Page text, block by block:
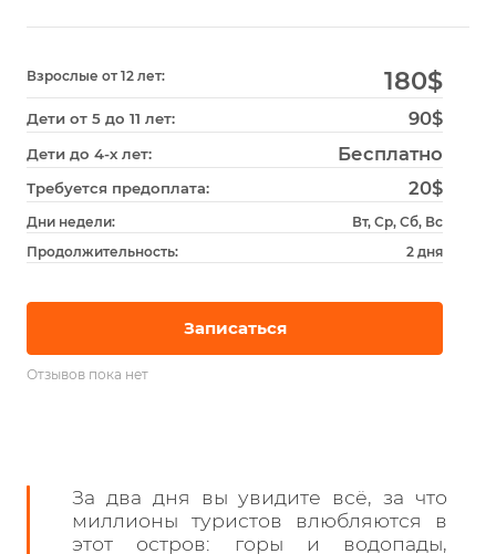
Взрослые от 12 лет: 180$
Дети от 5 до 11 лет: 90$
Дети до 4-х лет: Бесплатно
Требуется предоплата: 20$
Дни недели:
Вт, Ср, Сб, Вс
Продолжительность:
2 дня
Записаться
Отзывов пока нет
За два дня вы увидите всё, за что
миллионы туристов влюбляются в
этот остров: горы и водопады,